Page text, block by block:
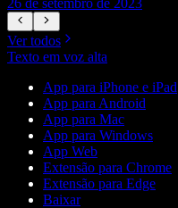
Ver todos
Texto em voz alta
App para iPhone e iPad
App para Android
App para Mac
App para Windows
App Web
Extensão para Chrome
Extensão para Edge
Baixar